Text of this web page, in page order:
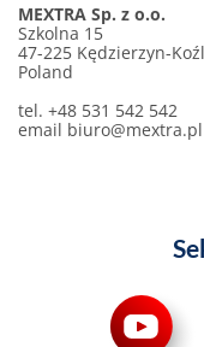
MEXTRA Sp. z o.o.
Szkolna 15
47-225 Kędzierzyn-
Poland
tel. +48 531 542 542
email biuro@mextra.pl